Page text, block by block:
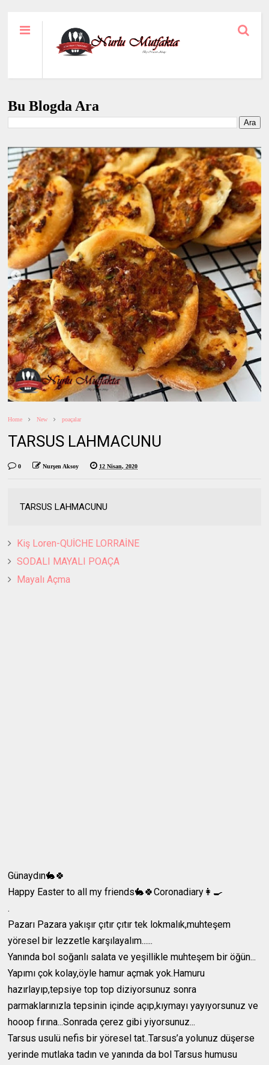
Bu Blogda Ara
Home New poaçalar
TARSUS LAHMACUNU
0 Nurşen Aksoy 12 Nisan, 2020
TARSUS LAHMACUNU
Kiş Loren-QUİCHE LORRAİNE
SODALI MAYALI POAÇA
Mayalı Açma
Günaydın🐇🍀
Happy Easter to all my friends🐇🍀Coronadiary👩‍🍳
.
Pazarı Pazara yakışır çıtır çıtır tek lokmalık,muhteşem
yöresel bir lezzetle karşılayalım......
Yanında bol soğanlı salata ve yeşillikle muhteşem bir öğün...
Yapımı çok kolay,öyle hamur açmak yok.Hamuru
hazırlayıp,tepsiye top top diziyorsunuz sonra
parmaklarınızla tepsinin içinde açıp,kıymayı yayıyorsunuz ve
hooop fırına...Sonrada çerez gibi yiyorsunuz...
Tarsus usulü nefis bir yöresel tat..Tarsus’a yolunuz düşerse
yerinde mutlaka tadın ve yanında da bol Tarsus humusu